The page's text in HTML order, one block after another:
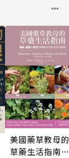
美國藥草教母的
草藥生活指南